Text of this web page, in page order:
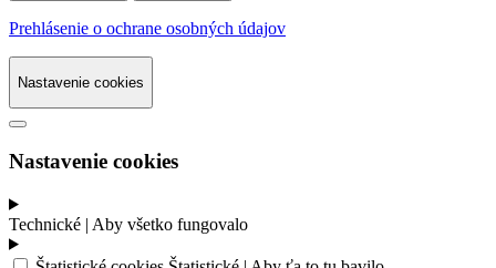
Prehlásenie o ochrane osobných údajov
Nastavenie cookies
Nastavenie cookies
Technické | Aby všetko fungovalo